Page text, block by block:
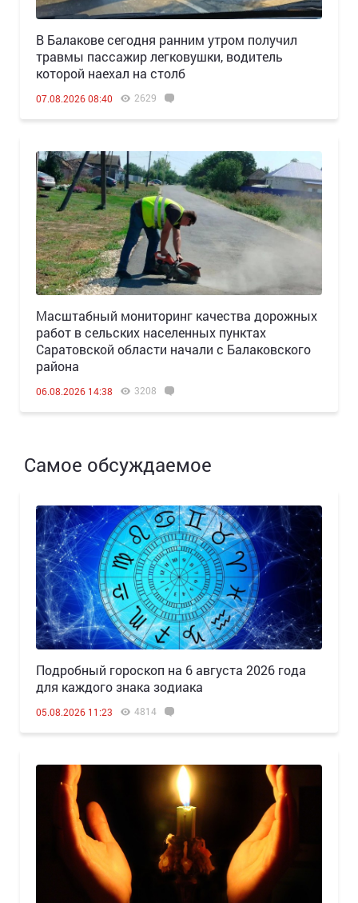
В Балакове сегодня ранним утром получил
травмы пассажир легковушки, водитель
которой наехал на столб
07.08.2026 08:40 2629
Масштабный мониторинг качества дорожных
работ в сельских населенных пунктах
Саратовской области начали с Балаковского
района
06.08.2026 14:38 3208
Самое обсуждаемое
Подробный гороскоп на 6 августа 2026 года
для каждого знака зодиака
05.08.2026 11:23 4814